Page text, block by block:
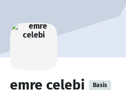
emre celebi Basis